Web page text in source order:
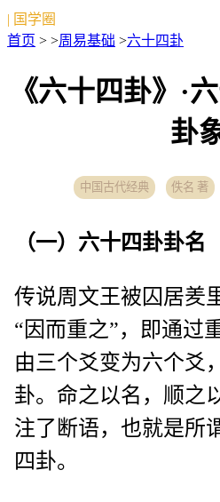
| 国学圈
首页 > >周易基础 >六十四卦
《六十四卦》·
卦
中国古代经典 佚名 著
（一）六十四卦卦名
传说周文王被囚居羑
“因而重之”，即通过
由三个爻变为六个爻
卦。命之以名，顺之
注了断语，也就是所
四卦。